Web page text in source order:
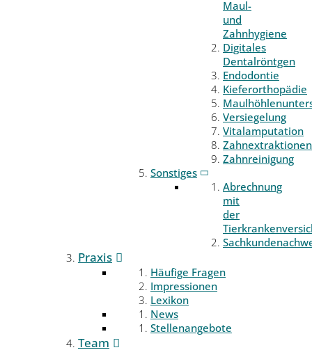
Maul-
und
Zahnhygiene
Digitales
Dentalröntgen
Endodontie
Kieferorthopädie
Versiegelung
Vitalamputation
Zahnextraktionen
Zahnreinigung
Sonstiges
Abrechnung
mit
der
Praxis
Häufige Fragen
Impressionen
Lexikon
News
Stellenangebote
Team